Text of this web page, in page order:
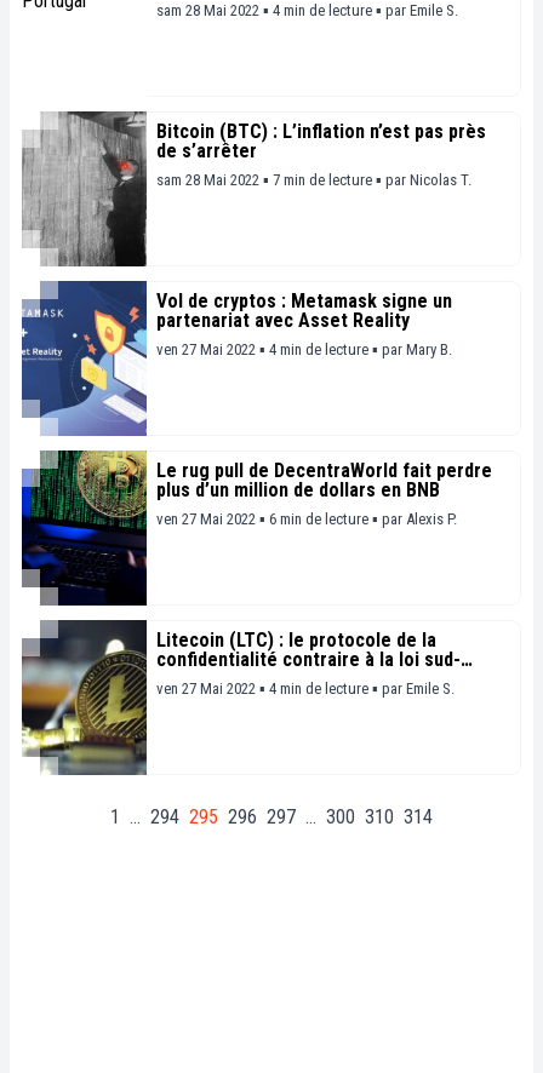
sam 28 Mai 2022 ▪ 4 min de lecture ▪ par Emile S.
Bitcoin (BTC) : L’inflation n’est pas près
de s’arrêter
sam 28 Mai 2022 ▪ 7 min de lecture ▪ par Nicolas T.
Vol de cryptos : Metamask signe un
partenariat avec Asset Reality
ven 27 Mai 2022 ▪ 4 min de lecture ▪ par Mary B.
Le rug pull de DecentraWorld fait perdre
plus d’un million de dollars en BNB
ven 27 Mai 2022 ▪ 6 min de lecture ▪ par Alexis P.
Litecoin (LTC) : le protocole de la
confidentialité contraire à la loi sud-
coréenne ?
ven 27 Mai 2022 ▪ 4 min de lecture ▪ par Emile S.
1 … 294 295 296 297 … 300 310 314